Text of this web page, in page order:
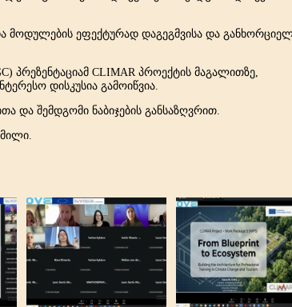
მოდულების ეფექტურად დაგეგმვისა და
პრეზენტაციამ CLIMAR პროექტის მაგალითზე,
დისკუსია გამოიწვია.
და შემდგომი ნაბიჯების განსაზღვრით.